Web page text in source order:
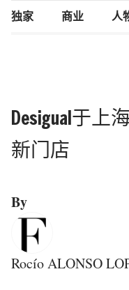
独家 商业 人
Desigual于上
新门店
By
Rocío ALONSO